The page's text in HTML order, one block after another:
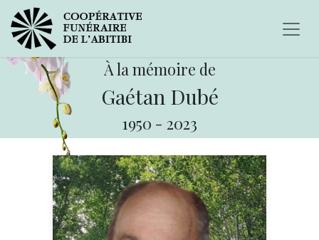
À la mémoire de
Gaétan Dubé
1950 - 2023